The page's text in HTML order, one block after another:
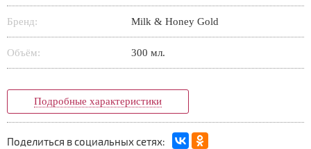
Бренд: Milk & Honey Gold
Объём: 300 мл.
Подробные характеристики
Поделиться в социальных сетях: